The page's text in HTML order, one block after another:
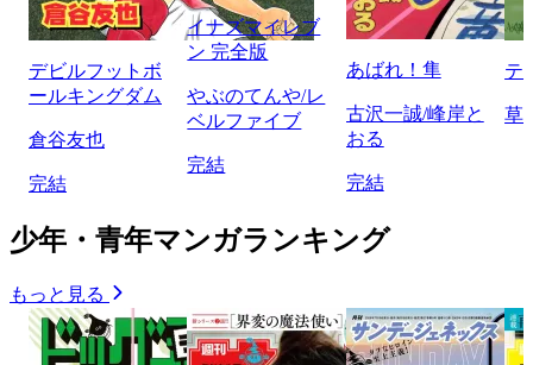
デビルフットボ
ールキングダム
倉谷友也
完結
イナズマイレブ
ン 完全版
やぶのてんや/レ
ベルファイブ
完結
あばれ！隼
古沢一誠/峰岸と
おる
完結
テ
草
少年・青年マンガランキング
もっと見る